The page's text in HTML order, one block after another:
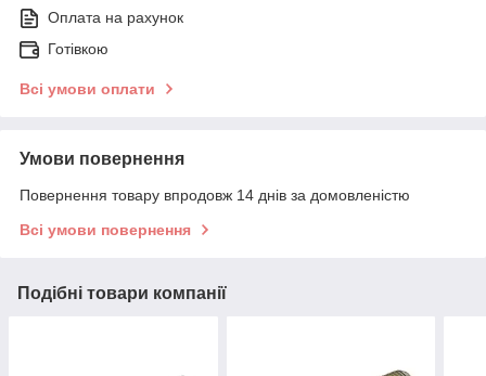
Оплата на рахунок
Готівкою
Всі умови оплати
Умови повернення
Повернення товару впродовж 14 днів за домовленістю
Всі умови повернення
Подібні товари компанії